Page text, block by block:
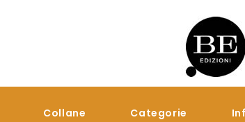
Collane Categorie